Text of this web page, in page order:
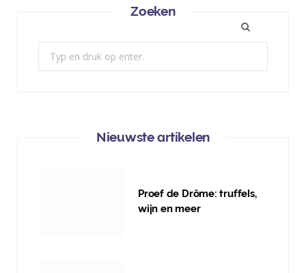
Zoeken
Nieuwste artikelen
Proef de Drôme: truffels,
wijn en meer